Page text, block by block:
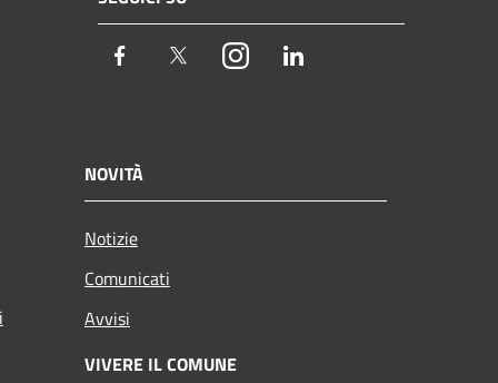
Facebook TwitterInstagram
NOVITÀ
Notizie
Comunicati
Avvisi
VIVERE IL COMUNE